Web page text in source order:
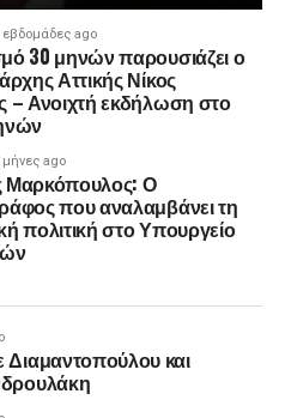
εβδομάδες ago
30 μηνών παρουσιάζει ο
Αττικής Νίκος
– Ανοιχτή εκδήλωση στο
μήνες ago
Μαρκόπουλος: Ο
που αναλαμβάνει τη
πολιτική στο Υπουργείο
και